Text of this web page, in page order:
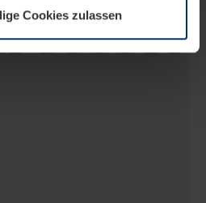
Website ändern oder
Cookies zulassen